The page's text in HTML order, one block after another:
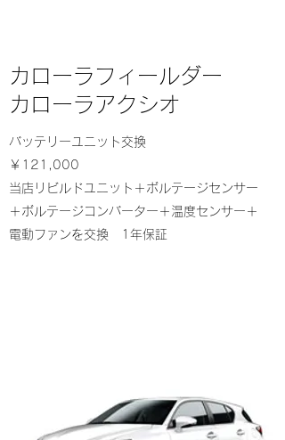
​​カローラフィールダー
​ カローラアクシオ
バッテリーユニット交換
￥121,000
当店リビルドユニット＋ボルテージセンサー
＋ボルテージコンバーター＋温度センサー＋
電動ファンを交換 1年保証